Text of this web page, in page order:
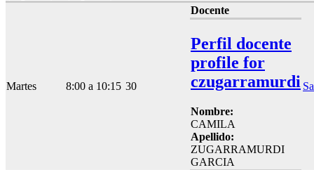
Martes 8:00 a 10:15 30
Docente
Perfil docente
profile for
czugarramurdi
Nombre:
CAMILA
Apellido:
ZUGARRAMURDI
GARCIA